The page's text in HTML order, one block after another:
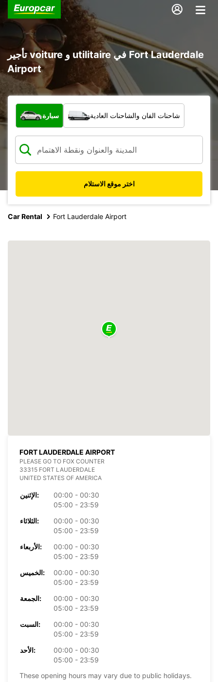
تأجير voiture و utilitaire في Fort Lauderdale
Airport
ما نوع المركبة؟
سيارة شاحنات الفان والشاحنات العادية
اختر موقع الاستلام
Car Rental Fort Lauderdale Airport
FORT LAUDERDALE AIRPORT
PLEASE GO TO FOX COUNTER
33315 FORT LAUDERDALE
UNITED STATES OF AMERICA
الإثنين:
00:00 - 00:30
05:00 - 23:59
الثلاثاء:
00:00 - 00:30
05:00 - 23:59
الأربعاء:
00:00 - 00:30
05:00 - 23:59
الخميس:
00:00 - 00:30
05:00 - 23:59
الجمعة:
00:00 - 00:30
05:00 - 23:59
السبت:
00:00 - 00:30
05:00 - 23:59
الأحد:
00:00 - 00:30
05:00 - 23:59
These opening hours may vary due to public holidays.